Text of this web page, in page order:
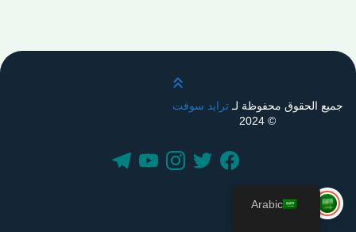
قم بالتمرير لأعلى
جميع الحقوق محفوظة لـترايد سوفت
© 2024
Arabic